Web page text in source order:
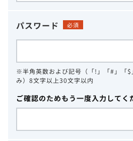
パスワード 必須
※半角英数および記号（「!」「#」「$
み）8文字以上30文字以内
ご確認のためもう一度入力してく